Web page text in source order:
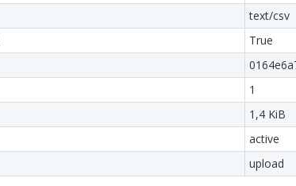
text/csv
True
1
1,4 KiB
active
upload